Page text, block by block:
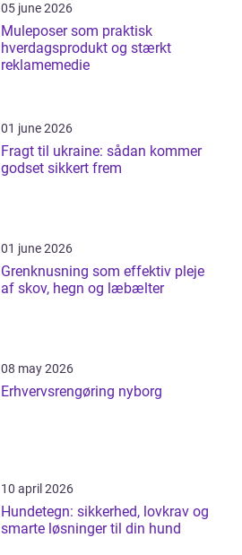
05 june 2026
Muleposer som praktisk
hverdagsprodukt og stærkt
reklamemedie
01 june 2026
Fragt til ukraine: sådan kommer
godset sikkert frem
01 june 2026
Grenknusning som effektiv pleje
af skov, hegn og læbælter
08 may 2026
Erhvervsrengøring nyborg
10 april 2026
Hundetegn: sikkerhed, lovkrav og
smarte løsninger til din hund